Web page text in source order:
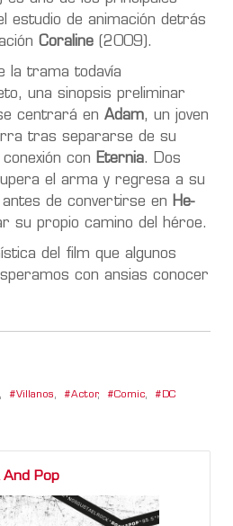
estudio de animación detrás
Coraline (2009).
la trama todavía
una sinopsis preliminar
centrará en Adam, un joven
tras separarse de su
con Eternia. Dos
el arma y regresa a su
de convertirse en He-
su propio camino del héroe.
del film que algunos
con ansias conocer
, Villanos, Actor, Comic, DC
And Pop